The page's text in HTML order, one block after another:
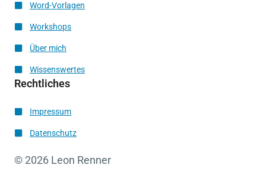
Word-Vorlagen
Workshops
Über mich
Wissenswertes
Rechtliches
Impressum
Datenschutz
© 2026 Leon Renner